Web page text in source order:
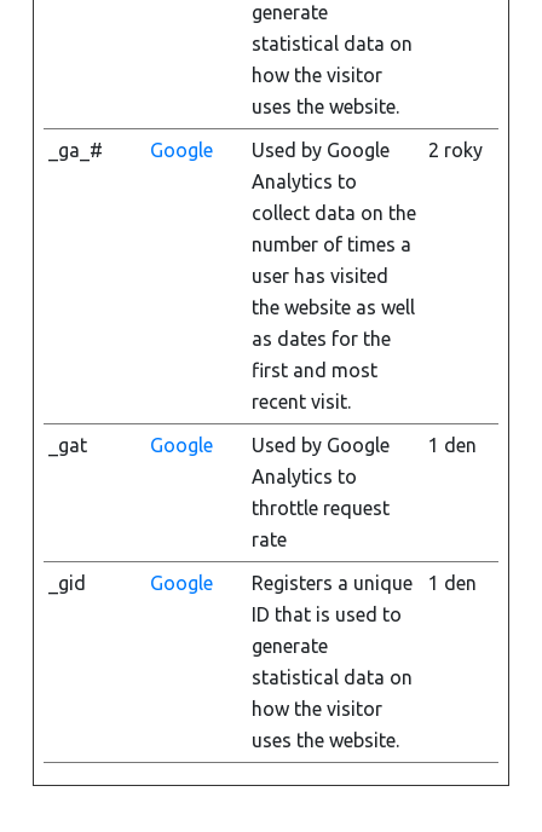
generate
statistical data on
how the visitor
uses the website.
_ga_# Google
Used by Google
Analytics to
collect data on the
number of times a
user has visited
the website as well
as dates for the
first and most
recent visit.
2 roky
_gat Google
Used by Google
Analytics to
throttle request
rate
1 den
_gid Google
Registers a unique
ID that is used to
generate
statistical data on
how the visitor
uses the website.
1 den